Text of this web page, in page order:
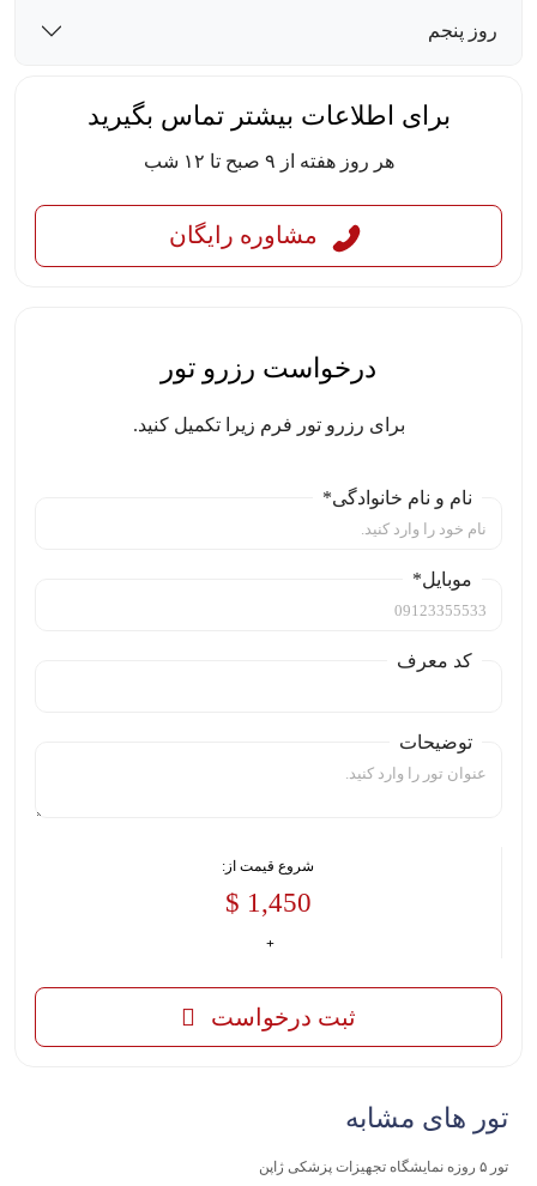
روز پنجم
برای اطلاعات بیشتر تماس بگیرید
هر روز هفته از ۹ صبح تا ۱۲ شب
مشاوره رایگان
درخواست رزرو تور
برای رزرو تور فرم زیرا تکمیل کنید.
نام و نام خانوادگی*
موبایل*
کد معرف
توضیحات
شروع قیمت از:
1,450 $
ثبت درخواست
تور های مشابه
تور ۵ روزه نمایشگاه تجهیزات پزشکی ژاپن